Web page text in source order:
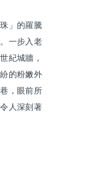
」的羅騰
一步入老
紀城牆，
的粉嫩外
，眼前所
人深刻著